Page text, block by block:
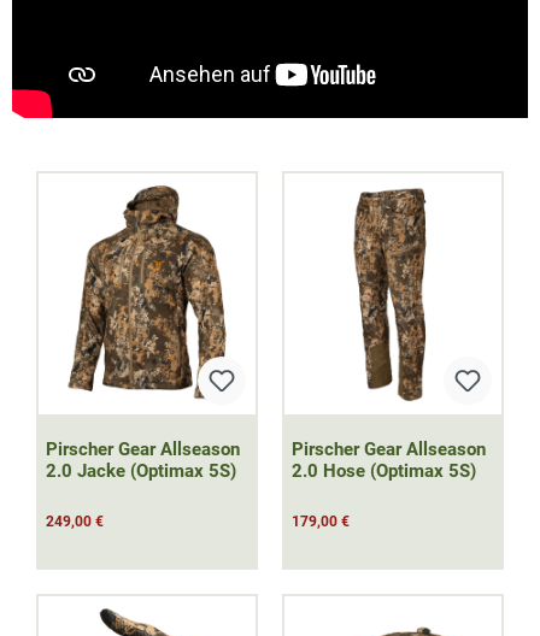
Pirscher Gear Allseason
2.0 Jacke (Optimax 5S)
249,00 €
Pirscher Gear Allseason
2.0 Hose (Optimax 5S)
179,00 €